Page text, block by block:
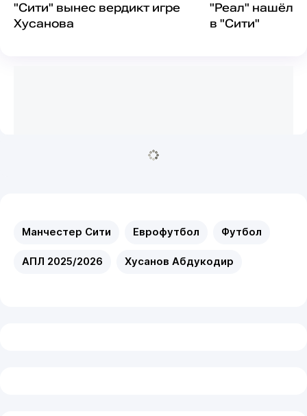
"Сити" вынес вердикт игре
Хусанова
"Реал" нашёл
в "Сити"
Манчестер Сити Еврофутбол Футбол
АПЛ 2025/2026 Хусанов Абдукодир